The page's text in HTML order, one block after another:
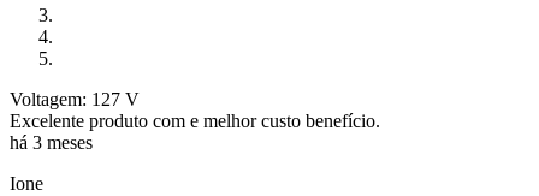
Voltagem: 127 V
Excelente produto com e melhor custo benefício.
há 3 meses
Ione